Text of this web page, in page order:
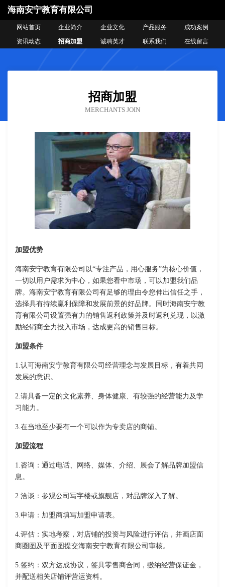
海南安宁教育有限公司
网站首页 企业简介 企业文化 产品服务
成功案例
资讯动态
招商加盟 诚聘英才 联系我们 在线留言
招商加盟
MERCHANTS JOIN
加盟优势
海南安宁教育有限公司以“专注产品，用心服务”为核心价值，
一切以用户需求为中心，如果您看中市场，可以加盟我们品
牌。海南安宁教育有限公司有足够的理由令您伸出信任之手，
选择具有持续赢利保障和发展前景的好品牌。同时海南安宁教
育有限公司设置强有力的销售返利政策并及时返利兑现，以激
励经销商全力投入市场，达成更高的销售目标。
加盟条件
1.认可海南安宁教育有限公司经营理念与发展目标，有着共同
发展的意识。
2.请具备一定的文化素养、身体健康、有较强的经营能力及学
习能力。
3.在当地至少要有一个可以作为专卖店的商铺。
加盟流程
1.咨询：通过电话、网络、媒体、介绍、展会了解品牌加盟信
息。
2.洽谈：参观公司写字楼或旗舰店，对品牌深入了解。
3.申请：加盟商填写加盟申请表。
4.评估：实地考察，对店铺的投资与风险进行评估，并画店面
商圈图及平面图提交海南安宁教育有限公司审核。
5.签约：双方达成协议，签具零售商合同，缴纳经营保证金，
并配送相关店铺评营运资料。